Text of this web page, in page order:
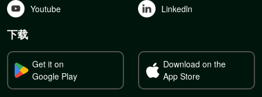
Youtube Linkedln
下载
Get it on
Google Play
Download on the
App Store